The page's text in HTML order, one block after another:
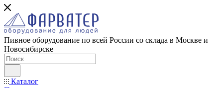
Пивное оборудование по всей России со склада в Москве и
Новосибирске
Каталог